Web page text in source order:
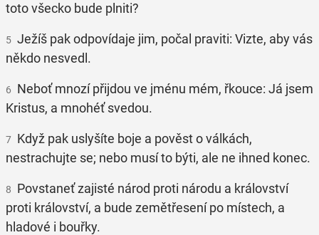
toto všecko bude plniti?
5 Ježíš pak odpovídaje jim, počal praviti: Vizte, aby vás
někdo nesvedl.
6 Neboť mnozí přijdou ve jménu mém, řkouce: Já jsem
Kristus, a mnohéť svedou.
7 Když pak uslyšíte boje a pověst o válkách,
nestrachujte se; nebo musí to býti, ale ne ihned konec.
8 Povstaneť zajisté národ proti národu a království
proti království, a bude zemětřesení po místech, a
hladové i bouřky.